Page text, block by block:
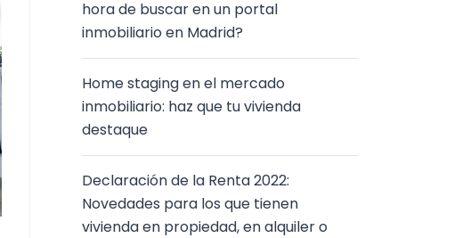
hora de buscar en un portal
inmobiliario en Madrid?
Home staging en el mercado
inmobiliario: haz que tu vivienda
destaque
Declaración de la Renta 2022:
Novedades para los que tienen
vivienda en propiedad, en alquiler o